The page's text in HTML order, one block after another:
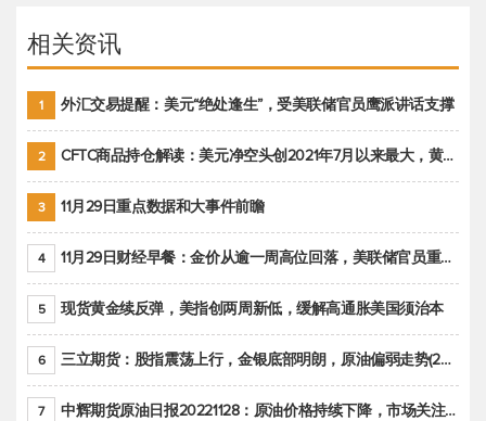
相关资讯
1 外汇交易提醒：美元“绝处逢生”，受美联储官员鹰派讲话支撑
2 CFTC商品持仓解读：美元净空头创2021年7月以来最大，黄金期货投机性净多头头寸减少
3 11月29日重点数据和大事件前瞻
4 11月29日财经早餐：金价从逾一周高位回落，美联储官员重申鹰派立场推动美元回升
5 现货黄金续反弹，美指创两周新低，缓解高通胀美国须治本
6 三立期货：股指震荡上行，金银底部明朗，原油偏弱走势(20221128收评)
7 中辉期货原油日报20221128：原油价格持续下降，市场关注OPEC+新一轮产能政策